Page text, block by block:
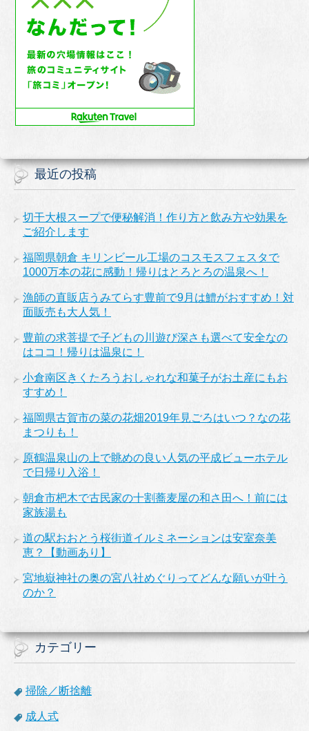
最近の投稿
切干大根スープで便秘解消！作り方と飲み方や効果を
ご紹介します
福岡県朝倉 キリンビール工場のコスモスフェスタで
1000万本の花に感動！帰りはとろとろの温泉へ！
漁師の直販店うみてらす豊前で9月は鱧がおすすめ！対
面販売も大人気！
豊前の求菩提で子どもの川遊び深さも選べて安全なの
はココ！帰りは温泉に！
小倉南区きくたろうおしゃれな和菓子がお土産にもお
すすめ！
福岡県古賀市の菜の花畑2019年見ごろはいつ？なの花
まつりも！
原鶴温泉山の上で眺めの良い人気の平成ビューホテル
で日帰り入浴！
朝倉市杷木で古民家の十割蕎麦屋の和さ田へ！前には
家族湯も
道の駅おおとう桜街道イルミネーションは安室奈美
恵？【動画あり】
宮地嶽神社の奥の宮八社めぐりってどんな願いが叶う
のか？
カテゴリー
掃除／断捨離
成人式